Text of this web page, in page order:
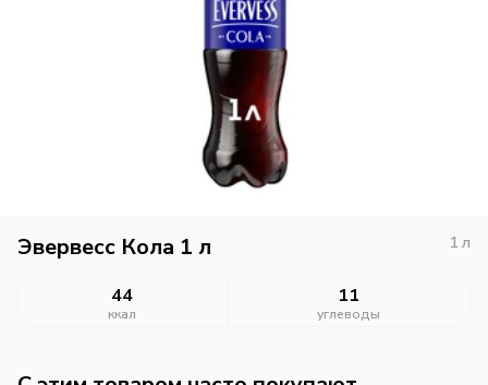
Эвервесс Кола 1 л 1 л
44
ккал
11
углеводы